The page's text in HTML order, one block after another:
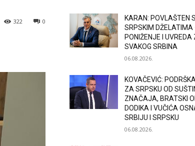
0
322
KARAN: POVLAŠTEN
SRPSKIM DŽELATIMA
PONIŽENJE I UVREDA
SVAKOG SRBINA
06.08.2026.
KOVAČEVIĆ:
ZA SRPSKU OD
ZNAČAJA, BRATSKI
DODIKA I VUČIĆA
SRBIJU I SRPSKU
06.08.2026.